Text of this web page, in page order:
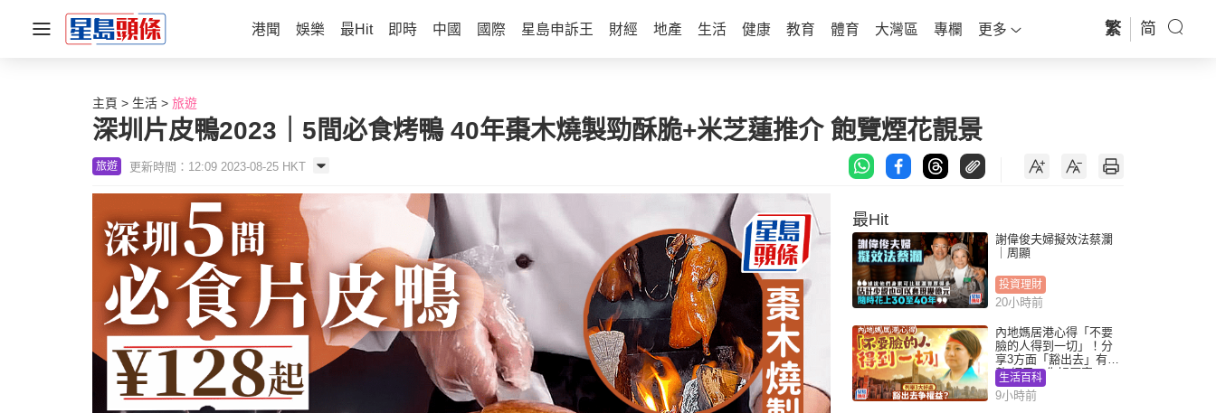
港聞 娛樂 最Hit 即時 中國 國際 星島申訴王 財經 地產 生活 健康 教育 體育 大灣區 專欄 更多 繁 简
主頁 生活 旅遊
深圳片皮鴨2023｜5間必食烤鴨 40年棗木燒製勁酥脆+米芝蓮推介 飽覽煙花靚景
旅遊 更新時間：12:09 2023-08-25 HKT
最Hit
謝偉俊夫婦擬效法蔡瀾
｜周顯
投資理財
20小時前
內地媽居港心得「不要
臉的人得到一切」！分
享3方面「豁出去」有著
數 網民：你好厲害
生活百科
9小時前